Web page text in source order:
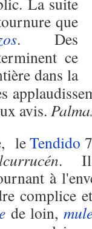
que
. Des
ce
dans la
avis.
leTendido
. Il
à
complice
de loin,